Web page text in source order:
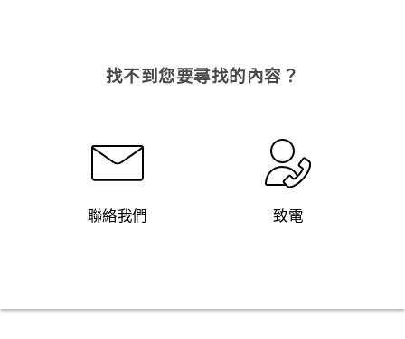
找不到您要尋找的內容？
聯絡我們 致電